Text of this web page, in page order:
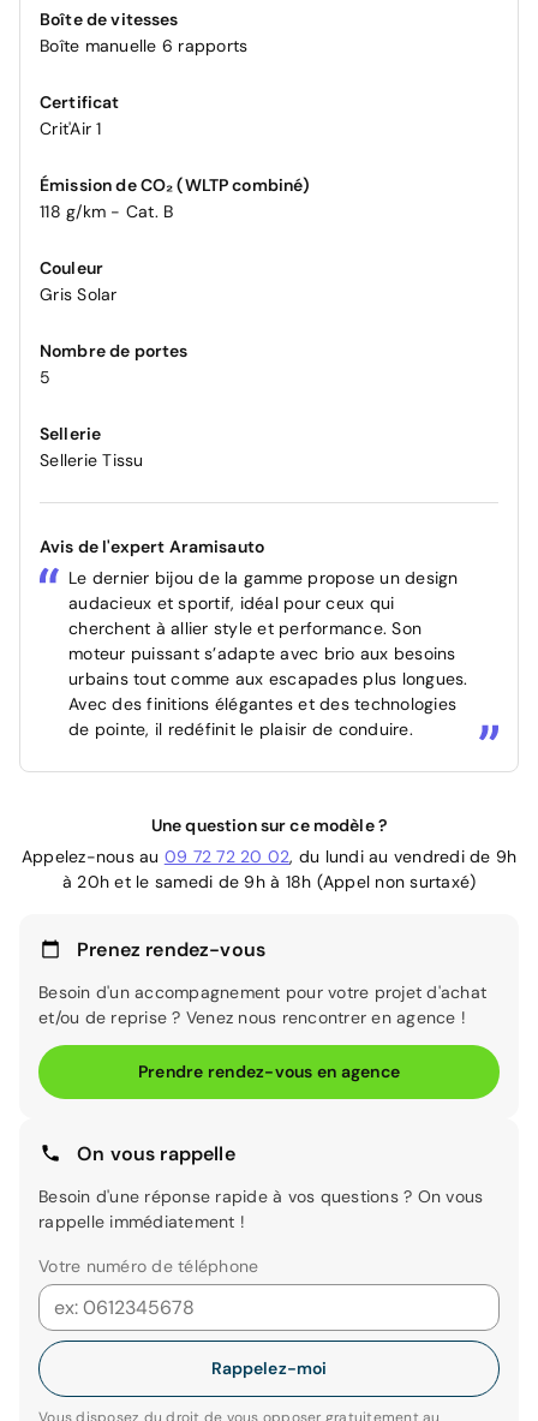
Boîte de vitesses
Boîte manuelle 6 rapports
Certificat
Crit'Air 1
Émission de CO₂ (WLTP combiné)
118 g/km - Cat. B
Couleur
Gris Solar
Nombre de portes
5
Sellerie
Sellerie Tissu
Avis de l'expert Aramisauto
Le dernier bijou de la gamme propose un design
audacieux et sportif, idéal pour ceux qui
cherchent à allier style et performance. Son
moteur puissant s’adapte avec brio aux besoins
urbains tout comme aux escapades plus longues.
Avec des finitions élégantes et des technologies
de pointe, il redéfinit le plaisir de conduire.
Une question sur ce modèle ?
Appelez-nous au 09 72 72 20 02, du lundi au vendredi de 9h
à 20h et le samedi de 9h à 18h (Appel non surtaxé)
Prenez rendez-vous
Besoin d'un accompagnement pour votre projet d'achat
et/ou de reprise ? Venez nous rencontrer en agence !
Prendre rendez-vous en agence
On vous rappelle
Besoin d'une réponse rapide à vos questions ? On vous
rappelle immédiatement !
Votre numéro de téléphone
Rappelez-moi
Vous disposez du droit de vous opposer gratuitement au